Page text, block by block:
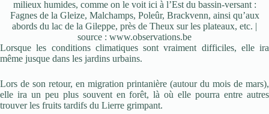
milieux humides, comme on le voit ici à l’Est du bassin-versant :
Fagnes de la Gleize, Malchamps, Poleûr, Brackvenn, ainsi qu’aux
abords du lac de la Gileppe, près de Theux sur les plateaux, etc. |
source : www.observations.be
Lorsque les conditions climatiques sont vraiment difficiles, elle ira
même jusque dans les jardins urbains.
Lors de son retour, en migration printanière (autour du mois de mars),
elle ira un peu plus souvent en forêt, là où elle pourra entre autres
trouver les fruits tardifs du Lierre grimpant.